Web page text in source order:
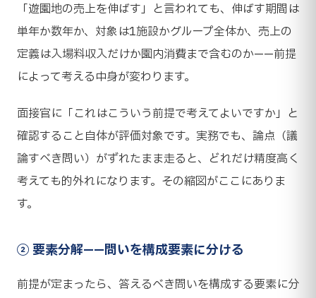
「遊園地の売上を伸ばす」と言われても、伸ばす期間は
単年か数年か、対象は1施設かグループ全体か、売上の
定義は入場料収入だけか園内消費まで含むのか——前提
によって考える中身が変わります。
面接官に「これはこういう前提で考えてよいですか」と
確認すること自体が評価対象です。実務でも、論点（議
論すべき問い）がずれたまま走ると、どれだけ精度高く
考えても的外れになります。その縮図がここにありま
す。
② 要素分解——問いを構成要素に分ける
前提が定まったら、答えるべき問いを構成する要素に分